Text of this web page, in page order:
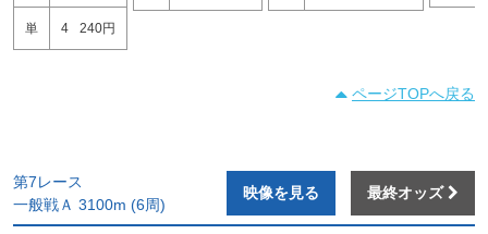
単 4 240円
ページTOPへ戻る
第7レース
一般戦Ａ 3100m (6周)
映像を見る 最終オッズ